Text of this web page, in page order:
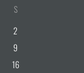
S
2
9
16